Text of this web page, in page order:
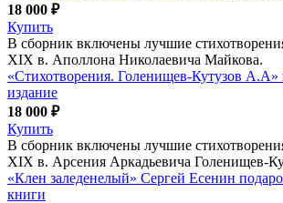
18 000 ₽
Купить
В сборник включены лучшие
XIX в. Аполлона Николаевича Майкова.
«Стихотворения. Голенищев-Кутузов А.А»
издание
18 000 ₽
Купить
В сборник включены лучшие
XIX в. Арсения Аркадьевича Голенищев-
«Клен заледенелый» Сергей Есенин
книги